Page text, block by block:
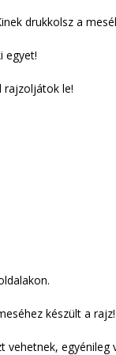
drukkolsz a
egyet!
rajzoljátok le!
készült a rajz!
egyénileg